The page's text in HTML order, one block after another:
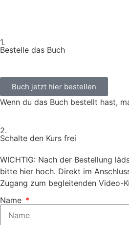
1.
Bestelle das Buch
Buch jetzt hier bestellen
Wenn du das Buch bestellt hast,
2.
Schalte den Kurs frei
WICHTIG: Nach der Bestellung
bitte hier hoch. Direkt im
Zugang zum begleitenden Video-
Name